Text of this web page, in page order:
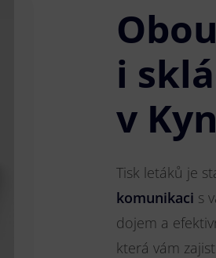
i
v
Tisk letáků je
komunikaci s
dojem a
která vám